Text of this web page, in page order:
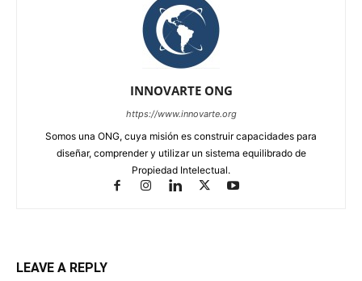
INNOVARTE ONG
https://www.innovarte.org
Somos una ONG, cuya misión es construir capacidades para
diseñar, comprender y utilizar un sistema equilibrado de
Propiedad Intelectual.
LEAVE A REPLY